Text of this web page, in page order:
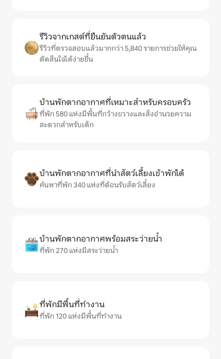
รีวิวจากเกสต์ที่ยืนยันตัวตนแล้ว
รีวิวที่ตรวจสอบแล้วมากกว่า 5,840 รายการช่วยให้คุณ
ตัดสินใจได้ง่ายขึ้น
บ้านพักตากอากาศที่เหมาะสำหรับครอบครัว
ที่พัก 580 แห่งมีพื้นที่กว้างขวางและสิ่งอำนวยความ
สะดวกสำหรับเด็ก
บ้านพักตากอากาศที่นำสัตว์เลี้ยงเข้าพักได้
ค้นหาที่พัก 340 แห่งที่ต้อนรับสัตว์เลี้ยง
บ้านพักตากอากาศพร้อมสระว่ายน้ำ
ที่พัก 270 แห่งมีสระว่ายน้ำ
ที่พักมีพื้นที่ทำงาน
ที่พัก 120 แห่งมีพื้นที่ทำงาน